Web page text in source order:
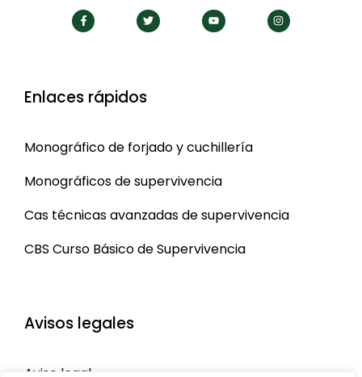
Enlaces rápidos
Monográfico de forjado y cuchillería
Monográficos de supervivencia
Cas técnicas avanzadas de supervivencia
CBS Curso Básico de Supervivencia
Avisos legales